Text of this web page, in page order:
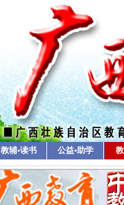
教辅•读书 公益•助学